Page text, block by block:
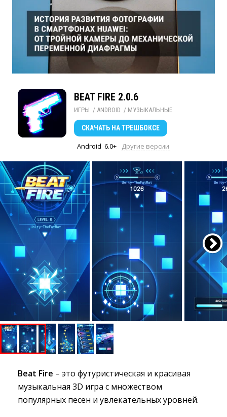
BEAT FIRE 2.0.6
ИГРЫ / ANDROID / МУЗЫКАЛЬНЫЕ
СКАЧАТЬ НА ТРЕШБОКСЕ
Android 6.0+ Другие версии
Beat Fire – это футуристическая и красивая
музыкальная 3D игра с множеством
популярных песен и увлекательных уровней.